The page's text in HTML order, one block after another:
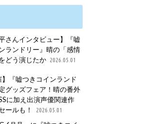
さんインタビュー】『嘘
ランドリー』晴の「感情
どう演じたか 2026.05.01
】『嘘つきコインランド
グッズフェア！晴の番外
に加え出演声優関連作
ールも！
2026.05.01